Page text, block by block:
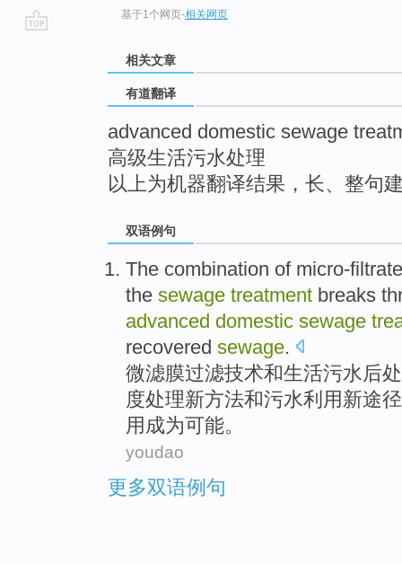
基于1个网页-相关网页
相关文章
有道翻译
advanced domestic sewage
高级生活污水处理
以上为机器翻译结果，长、整句
双语例句
The combination of micro-filtrate
the sewage treatment breaks
advanced domestic sewage
recovered sewage.
微滤膜过滤技术和生活污水后
度处理新方法和污水利用 新途径
用 成为可能。
youdao
更多双语例句